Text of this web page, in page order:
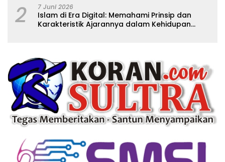
2 7 Juni 2026
Islam di Era Digital: Memahami Prinsip dan
Karakteristik Ajarannya dalam Kehidupan